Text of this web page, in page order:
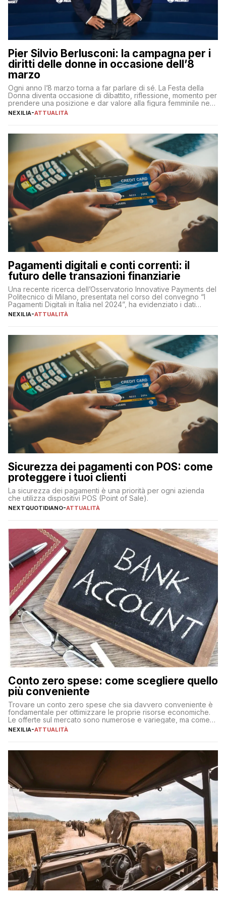
Pier Silvio Berlusconi: la campagna per i
diritti delle donne in occasione dell’8
marzo
Ogni anno l’8 marzo torna a far parlare di sé. La Festa della
Donna diventa occasione di dibattito, riflessione, momento per
prendere una posizione e dar valore alla figura femminile nella
sua complessità e crucialità. A lanciare un messaggio “forte e
NEXILIA-ATTUALITÀ
Pagamenti digitali e conti correnti: il
futuro delle transazioni finanziarie
Una recente ricerca dell’Osservatorio Innovative Payments del
Politecnico di Milano, presentata nel corso del convegno “I
Pagamenti Digitali in Italia nel 2024”, ha evidenziato i dati
definitivi del primo semestre 2024 relativamente alle
NEXILIA-ATTUALITÀ
Sicurezza dei pagamenti con POS: come
proteggere i tuoi clienti
La sicurezza dei pagamenti è una priorità per ogni azienda
che utilizza dispositivi POS (Point of Sale).
NEXTQUOTIDIANO-ATTUALITÀ
Conto zero spese: come scegliere quello
più conveniente
Trovare un conto zero spese che sia davvero conveniente è
fondamentale per ottimizzare le proprie risorse economiche.
Le offerte sul mercato sono numerose e variegate, ma come
individuare quella più adatta alle proprie esigenze senza
sul […]
NEXILIA-ATTUALITÀ